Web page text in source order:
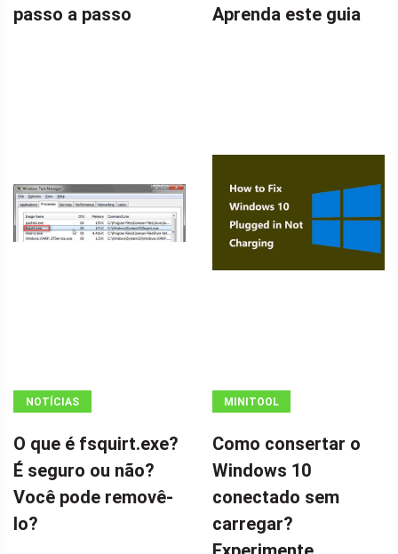
passo a passo
Aprenda este guia
NOTÍCIAS
O que é fsquirt.exe?
É seguro ou não?
Você pode removê-
lo?
MINITOOL
Como consertar o
Windows 10
conectado sem
carregar?